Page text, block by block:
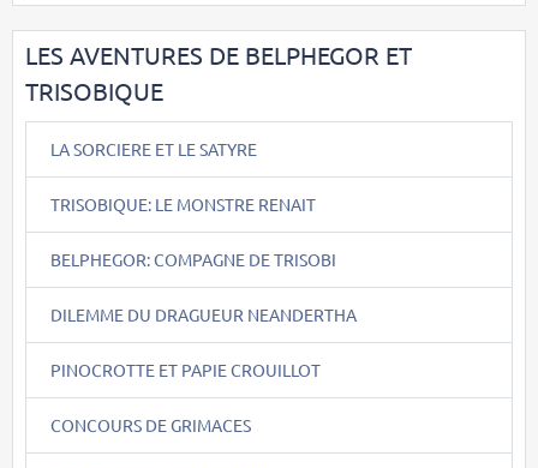
LES AVENTURES DE BELPHEGOR ET
TRISOBIQUE
LA SORCIERE ET LE SATYRE
TRISOBIQUE: LE MONSTRE RENAIT
BELPHEGOR: COMPAGNE DE TRISOBI
DILEMME DU DRAGUEUR NEANDERTHA
PINOCROTTE ET PAPIE CROUILLOT
CONCOURS DE GRIMACES